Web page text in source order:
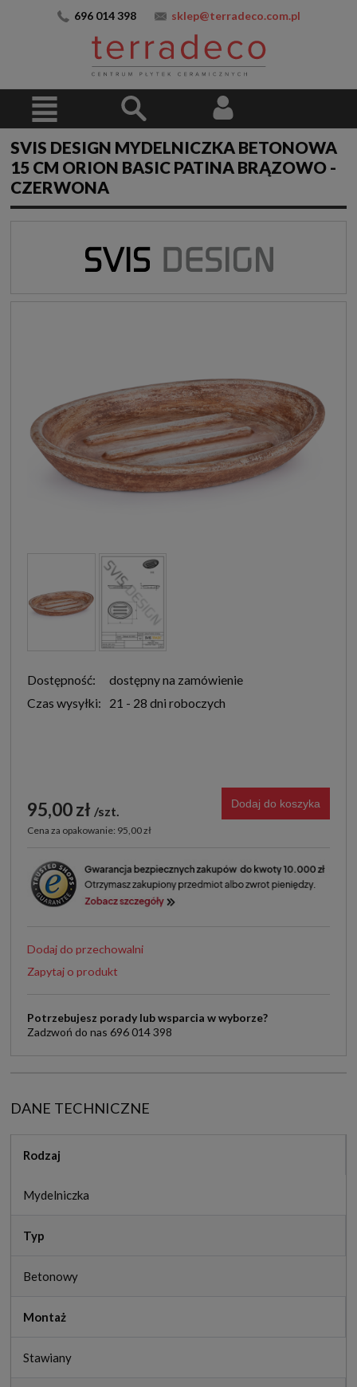
696 014 398 sklep@terradeco.com.pl
SVIS DESIGN MYDELNICZKA BETONOWA
15 CM ORION BASIC PATINA BRĄZOWO -
CZERWONA
Dostępność:
dostępny na zamówienie
Czas wysyłki:
21 - 28 dni roboczych
95,00 zł szt.
Cena za opakowanie: 95,00 zł
Dodaj do koszyka
Dodaj do przechowalni
Zapytaj o produkt
Potrzebujesz porady lub wsparcia w wyborze?
Zadzwoń do nas 696 014 398
DANE TECHNICZNE
Rodzaj
Mydelniczka
Typ
Betonowy
Montaż
Stawiany